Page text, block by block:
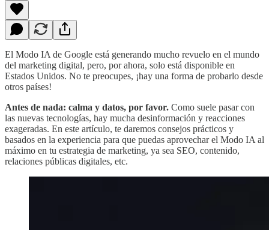
El Modo IA de Google está generando mucho revuelo en el mundo
del marketing digital, pero, por ahora, solo está disponible en
Estados Unidos. No te preocupes, ¡hay una forma de probarlo desde
otros países!
Antes de nada: calma y datos, por favor. Como suele pasar con
las nuevas tecnologías, hay mucha desinformación y reacciones
exageradas. En este artículo, te daremos consejos prácticos y
basados en la experiencia para que puedas aprovechar el Modo IA al
máximo en tu estrategia de marketing, ya sea SEO, contenido,
relaciones públicas digitales, etc.